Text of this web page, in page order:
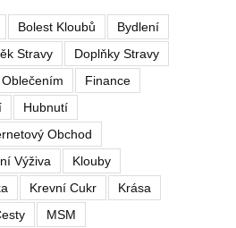
Bolest Kloubů
Bydlení
Stravy
Doplňky Stravy
Finance
Hubnutí
Obchod
Výživa
Klouby
Krevní Cukr
Krása
MSM